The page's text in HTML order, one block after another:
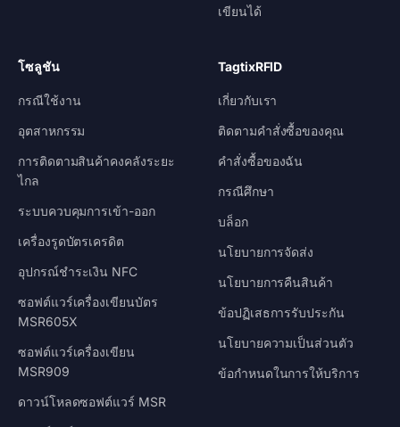
เขียนได้
โซลูชัน
กรณีใช้งาน
อุตสาหกรรม
การติดตามสินค้าคงคลังระยะ
ไกล
ระบบควบคุมการเข้า-ออก
เครื่องรูดบัตรเครดิต
อุปกรณ์ชำระเงิน NFC
ซอฟต์แวร์เครื่องเขียนบัตร
MSR605X
ซอฟต์แวร์เครื่องเขียน
MSR909
ดาวน์โหลดซอฟต์แวร์ MSR
TagtixRFID
เกี่ยวกับเรา
ติดตามคำสั่งซื้อของคุณ
คำสั่งซื้อของฉัน
กรณีศึกษา
บล็อก
นโยบายการจัดส่ง
นโยบายการคืนสินค้า
ข้อปฏิเสธการรับประกัน
นโยบายความเป็นส่วนตัว
ข้อกำหนดในการให้บริการ